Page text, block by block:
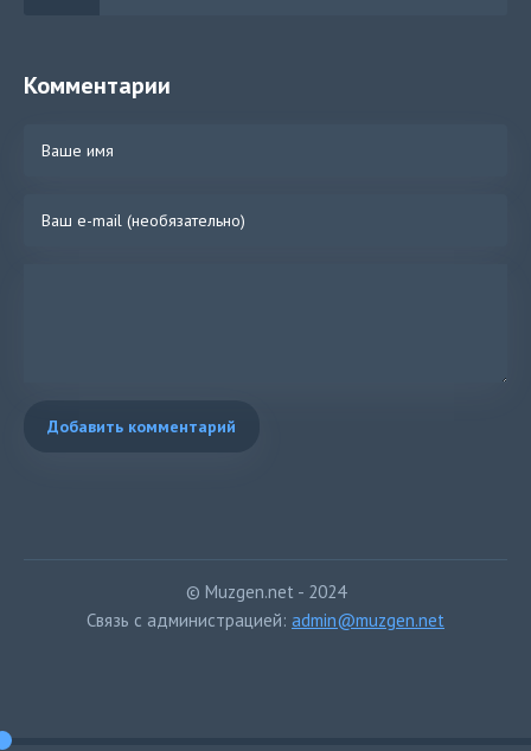
Комментарии
Добавить комментарий
© Muzgen.net - 2024
Связь с администрацией: admin@muzgen.net